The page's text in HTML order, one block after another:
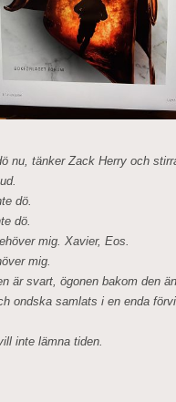
nu, tänker Zack Herry och
dö.
dö.
mig. Xavier, Eos.
mig.
är svart, ögonen bakom den
ondska samlats i en enda
inte lämna tiden.